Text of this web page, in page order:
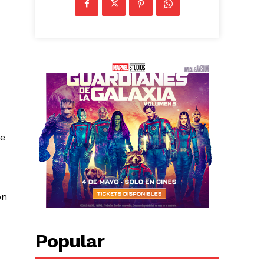
Popular